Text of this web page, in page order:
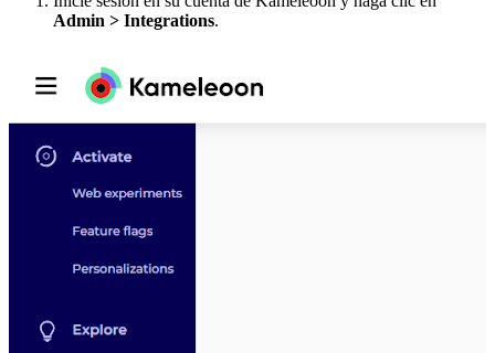
Admin > Integrations.